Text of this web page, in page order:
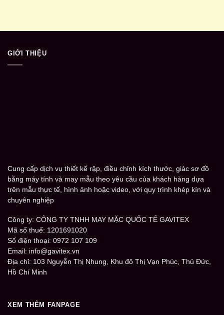
GIỚI THIỆU
Cung cấp dịch vụ thiết kế rập, điều chỉnh kích thước, giác sơ đồ
bằng máy tính và may mẫu theo yêu cầu của khách hàng dựa
trên mẫu thực tế, hình ảnh hoặc video, với quy trình khép kín và
chuyên nghiệp
Công ty: CÔNG TY TNHH MAY MẶC QUỐC TẾ GAVITEX
Mã số thuế: 1201691020
Số điện thoại: 0972 107 109
Email: info@gavitex.vn
Địa chỉ: 103 Nguyễn Thị Nhung, Khu đô Thị Vạn Phúc, Thủ Đức,
Hồ Chí Minh
XEM THÊM FANPAGE